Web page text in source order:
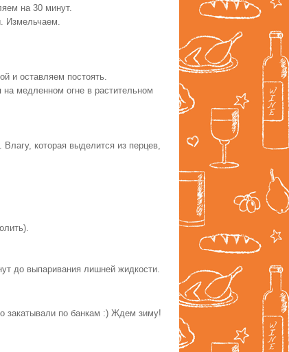
на 30 минут.
Измельчаем.
и оставляем постоять.
медленном огне в растительном
которая выделится из перцев,
до выпаривания лишней жидкости.
закатывали по банкам :) Ждем зиму!